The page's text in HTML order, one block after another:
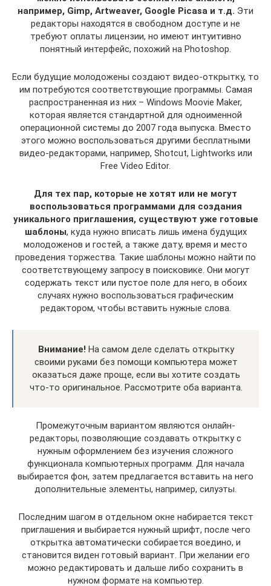
например, Gimp, Artweaver, Google Picasa и т.д. Эти
редакторы находятся в свободном доступе и не
требуют оплаты лицензии, но имеют интуитивно
понятный интерфейс, похожий на Photoshop.
Если будущие молодожены создают видео-открытку, то
им потребуются соответствующие программы. Самая
распространенная из них – Windows Moovie Maker,
которая является стандартной для одноименной
операционной системы до 2007 года выпуска. Вместо
этого можно воспользоваться другими бесплатными
видео-редакторами, например, Shotcut, Lightworks или
Free Video Editor.
Для тех пар, которые не хотят или не могут
воспользоваться программами для создания
уникального приглашения, существуют уже готовые
шаблоны, куда нужно вписать лишь имена будущих
молодоженов и гостей, а также дату, время и место
проведения торжества. Такие шаблоны можно найти по
соответствующему запросу в поисковике. Они могут
содержать текст или пустое поле для него, в обоих
случаях нужно воспользоваться графическим
редактором, чтобы вставить нужные слова.
Внимание! На самом деле сделать открытку
своими руками без помощи компьютера может
оказаться даже проще, если вы хотите создать
что-то оригинальное. Рассмотрите оба варианта.
Промежуточным вариантом являются онлайн-
редакторы, позволяющие создавать открытку с
нужным оформлением без изучения сложного
функционала компьютерных программ. Для начала
выбирается фон, затем предлагается вставить на него
дополнительные элементы, например, силуэты.
Последним шагом в отдельном окне набирается текст
приглашения и выбирается нужный шрифт, после чего
открытка автоматически собирается воедино, и
становится виден готовый вариант. При желании его
можно редактировать и дальше либо сохранить в
нужном формате на компьютер.